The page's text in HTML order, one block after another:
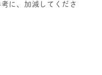
に、加減してくださ